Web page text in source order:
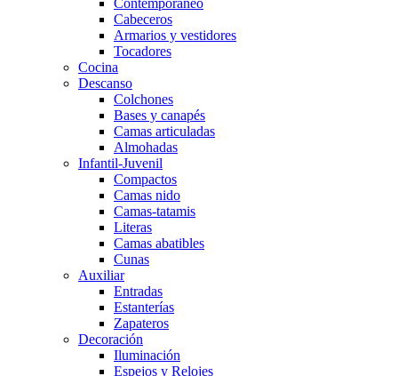
Cabeceros
Armarios y vestidores
Tocadores
Cocina
Descanso
Colchones
Bases y canapés
Camas articuladas
Almohadas
Infantil-Juvenil
Compactos
Camas nido
Camas-tatamis
Literas
Camas abatibles
Cunas
Auxiliar
Entradas
Estanterías
Zapateros
Decoración
Iluminación
Espejos y Relojes